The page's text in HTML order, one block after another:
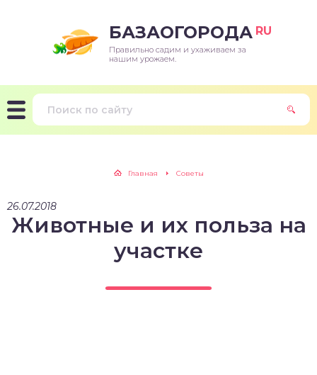
БАЗАОГОРОДА RU
Правильно садим и ухаживаем за
нашим урожаем.
Главная Советы
26.07.2018
Животные и их польза на
участке